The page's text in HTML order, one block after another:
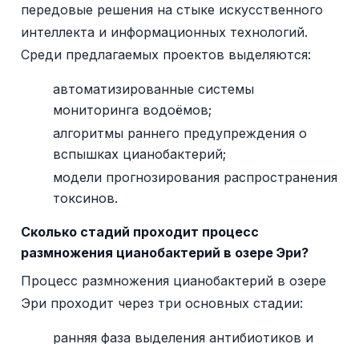
передовые решения на стыке искусственного
интеллекта и информационных технологий.
Среди предлагаемых проектов выделяются:
автоматизированные системы
мониторинга водоёмов;
алгоритмы раннего предупреждения о
вспышках цианобактерий;
модели прогнозирования распространения
токсинов.
Сколько стадий проходит процесс
размножения цианобактерий в озере Эри?
Процесс размножения цианобактерий в озере
Эри проходит через три основных стадии:
ранняя фаза выделения антибиотиков и